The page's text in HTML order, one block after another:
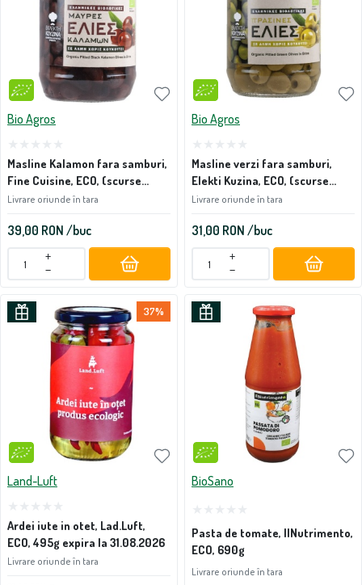
Bio Agros
Masline Kalamon fara samburi,
Fine Cuisine, ECO, (scurse
400g) 670g
Livrare oriunde în tara
39,00 RON /buc
+
−
Bio Agros
Masline verzi fara samburi,
Elekti Kuzina, ECO, (scurse
340g) 670g
Livrare oriunde în tara
31,00 RON /buc
+
−
37%
Land-Luft
Ardei iute in otet, Lad.Luft,
ECO, 495g expira la 31.08.2026
Livrare oriunde în tara
BioSano
Pasta de tomate, IlNutrimento,
ECO, 690g
Livrare oriunde în tara